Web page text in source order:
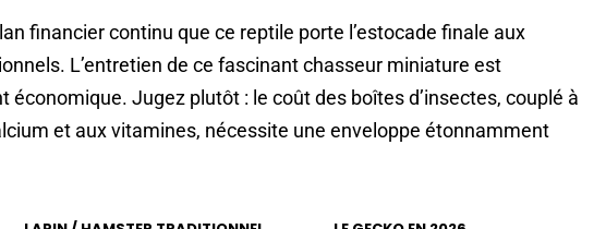
financier continu que ce reptile porte l’estocade finale aux
L’entretien de ce fascinant chasseur miniature est
économique. Jugez plutôt : le coût des boîtes d’insectes, couplé à
et aux vitamines, nécessite une enveloppe étonnamment